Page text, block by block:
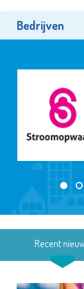
Bedrijven
Recent